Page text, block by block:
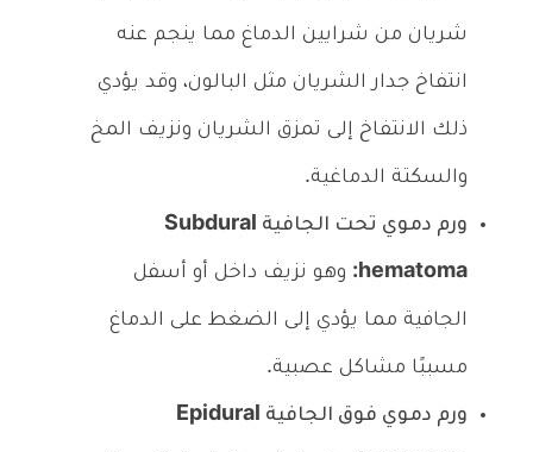
شريان من شرايين الدماغ مما ينجم عنه
انتفاخ جدار الشريان مثل البالون، وقد يؤدي
ذلك الانتفاخ إلى تمزق الشريان ونزيف المخ
والسكتة الدماغية.
ورم دموي تحت الجافية Subdural
hematoma: وهو نزيف داخل أو أسفل
الجافية مما يؤدي إلى الضغط على الدماغ
مسببًا مشاكل عصبية.
ورم دموي فوق الجافية Epidural